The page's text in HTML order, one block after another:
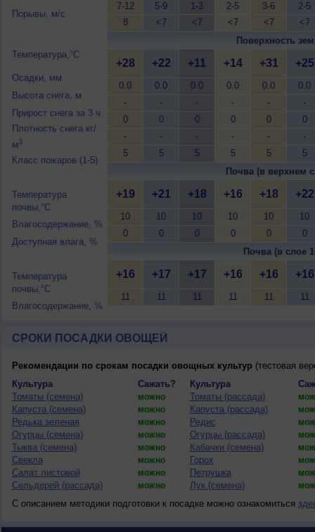
Порывы, м/с
Температура,°C
Осадки, мм
Высота снега, м
Прирост снега за 3 ч.
Плотность снега кг/
м3
Класс пожаров (1-5)
Температура
почвы,°C
Влагосодержание, %
Доступная влага, %
Температура
почвы,°C
Влагосодержание, %
7-12
8
5-9
<7
1-3
<7
2-5
<7
3-6
<7
2-5
<7
Поверхность
+28
0.0
-
0
-
5
+22
0.0
-
0
-
5
+11
0.0
-
0
-
5
+14
0.0
-
0
-
5
+31
0.0
-
0
-
5
+25
0.0
-
0
-
5
Почва (в верхнем
+19
10
0
+21
10
0
+18
10
0
+16
10
0
+18
10
0
+22
10
0
Почва (в слое
+16
11
+17
11
+17
11
+16
11
+16
11
+16
11
СРОКИ ПОСАДКИ ОВОЩЕЙ
Рекомендации по срокам посадки овощных культур(тестовая
Культура
Сажать? Культура
Томаты (семена)
можно Томаты (рассада)
Капуста (семена) можно Капуста (рассада)
Редька зеленая можно Редис
Огурцы (семена) можно Огурцы (рассада)
Тыква (семена) можно Кабачки (семена)
Свекла можно Горох
Салат листовой можно Петрушка
Сельдерей (рассада) можно Лук (семена)
С описанием методики подготовки к посадке можно ознакомиться